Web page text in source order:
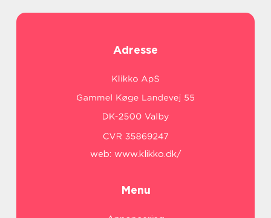
Adresse
web: www.klikko.dk/
Menu